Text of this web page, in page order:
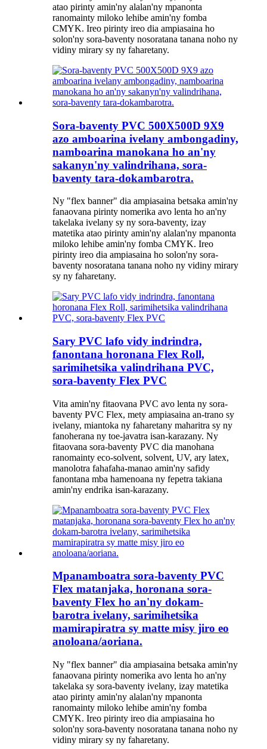
atao pirinty amin'ny alalan'ny mpanonta
ranomainty miloko lehibe amin'ny fomba
CMYK. Ireo pirinty ireo dia ampiasaina ho
solon'ny sora-baventy nosoratana tanana noho ny
vidiny mirary sy ny faharetany.
Sora-baventy PVC 500X500D 9X9
azo amboarina ivelany ambongadiny,
namboarina manokana ho an'ny
sakanyn'ny valindrihana, sora-
baventy tara-dokambarotra.
Ny "flex banner" dia ampiasaina betsaka amin'ny
fanaovana pirinty nomerika avo lenta ho an'ny
takelaka ivelany sy ny sora-baventy, izay
matetika atao pirinty amin'ny alalan'ny mpanonta
miloko lehibe amin'ny fomba CMYK. Ireo
pirinty ireo dia ampiasaina ho solon'ny sora-
baventy nosoratana tanana noho ny vidiny mirary
sy ny faharetany.
Sary PVC lafo vidy indrindra,
fanontana horonana Flex Roll,
sarimihetsika valindrihana PVC,
sora-baventy Flex PVC
Vita amin'ny fitaovana PVC avo lenta ny sora-
baventy PVC Flex, mety ampiasaina an-trano sy
ivelany, miantoka ny faharetany maharitra sy ny
fanoherana ny toe-javatra isan-karazany. Ny
fitaovana sora-baventy PVC dia manohana
ranomainty eco-solvent, solvent, UV, ary latex,
manolotra fahafaha-manao amin'ny safidy
fanontana mba hamenoana ny fepetra takiana
amin'ny endrika isan-karazany.
Mpanamboatra sora-baventy PVC
Flex matanjaka, horonana sora-
baventy Flex ho an'ny dokam-
barotra ivelany, sarimihetsika
mamirapiratra sy matte misy jiro eo
anoloana/aoriana.
Ny "flex banner" dia ampiasaina betsaka amin'ny
fanaovana pirinty nomerika avo lenta ho an'ny
takelaka sy sora-baventy ivelany, izay matetika
atao pirinty amin'ny alalan'ny mpanonta
ranomainty miloko lehibe amin'ny fomba
CMYK. Ireo pirinty ireo dia ampiasaina ho
solon'ny sora-baventy nosoratana tanana noho ny
vidiny mirary sy ny faharetany.